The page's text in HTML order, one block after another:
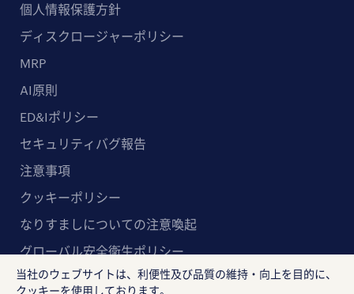
個人情報保護方針
ディスクロージャーポリシー
MRP
AI原則
ED&Iポリシー
セキュリティバグ報告
注意事項
クッキーポリシー
なりすましについての注意喚起
グローバル安全衛生ポリシー
マルチステークホルダー方針
当社のウェブサイトは、利便性及び品質の維持・向上を目的に、
クッキーを使用しております。